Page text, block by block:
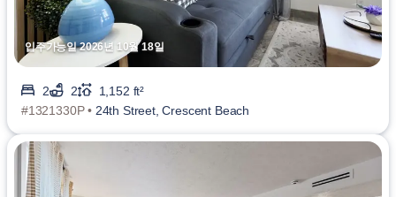
입주가능일 2026년 10월 18일
2 2
1,152 ft²
#1321330P • 24th Street, Crescent Beach